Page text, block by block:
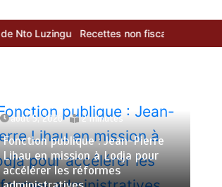
Recettes non fiscales : la DGRAD dépasse
août 5, 2026 2 minutes
Fonction publique : Jean-Pierre
Lihau en mission à Lodja pour
accélérer les réformes